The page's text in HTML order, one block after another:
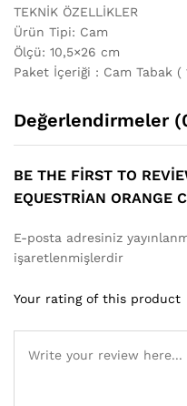
TEKNİK ÖZELLİKLER
Ürün Tipi: Cam
Ölçü: 10,5×26 cm
Paket İçeriği : Cam Tabak (
Değerlendirmeler
BE THE FIRST TO
EQUESTRIAN ORANGE
E-posta adresiniz
işaretlenmişlerdir
Your rating of this product